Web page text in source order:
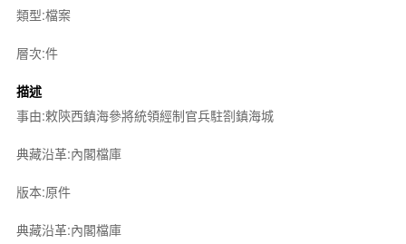
類型:檔案
層次:件
描述
事由:敕陝西鎮海參將統領經制官兵駐劄鎮海城
典藏沿革:內閣檔庫
版本:原件
典藏沿革:內閣檔庫